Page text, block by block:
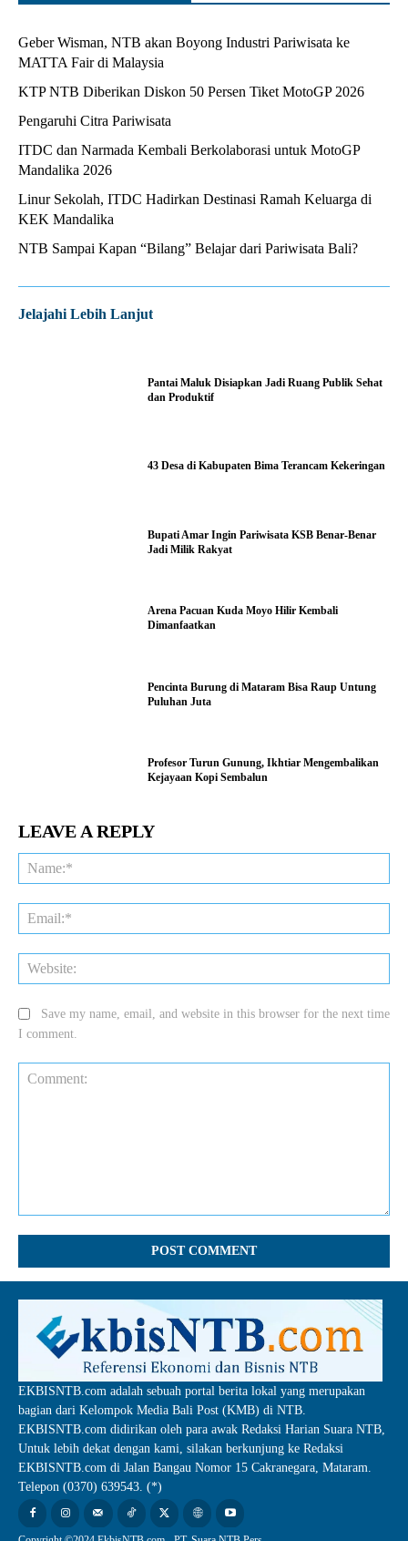
Geber Wisman, NTB akan Boyong Industri Pariwisata ke
MATTA Fair di Malaysia
KTP NTB Diberikan Diskon 50 Persen Tiket MotoGP 2026
Pengaruhi Citra Pariwisata
ITDC dan Narmada Kembali Berkolaborasi untuk MotoGP
Mandalika 2026
Linur Sekolah, ITDC Hadirkan Destinasi Ramah Keluarga di
KEK Mandalika
NTB Sampai Kapan “Bilang” Belajar dari Pariwisata Bali?
Jelajahi Lebih Lanjut
Pantai Maluk Disiapkan Jadi Ruang Publik Sehat
dan Produktif
43 Desa di Kabupaten Bima Terancam Kekeringan
Bupati Amar Ingin Pariwisata KSB Benar-Benar
Jadi Milik Rakyat
Arena Pacuan Kuda Moyo Hilir Kembali
Dimanfaatkan
Pencinta Burung di Mataram Bisa Raup Untung
Puluhan Juta
Profesor Turun Gunung, Ikhtiar Mengembalikan
Kejayaan Kopi Sembalun
LEAVE A REPLY
Save my name, email, and website in this browser for the next time
I comment.
EKBISNTB.com adalah sebuah portal berita lokal yang merupakan
bagian dari Kelompok Media Bali Post (KMB) di NTB.
EKBISNTB.com didirikan oleh para awak Redaksi Harian Suara NTB,
Untuk lebih dekat dengan kami, silakan berkunjung ke Redaksi
EKBISNTB.com di Jalan Bangau Nomor 15 Cakranegara, Mataram.
Telepon (0370) 639543. (*)